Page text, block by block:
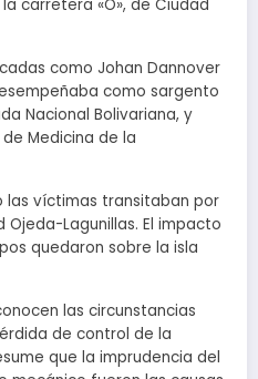
carretera «O», de Ciudad
como Johan Dannover
como sargento
Nacional Bolivariana, y
Medicina de la
las víctimas transitaban por
Lagunillas. El impacto
quedaron sobre la isla
las circunstancias
de control de la
que la imprudencia del